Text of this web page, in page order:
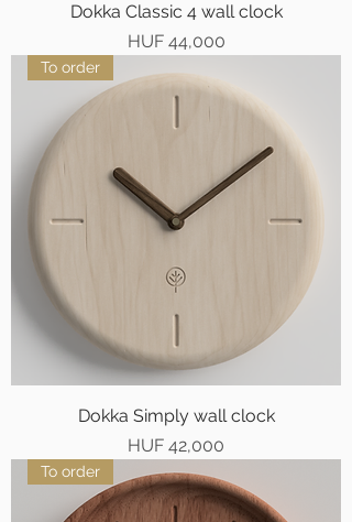
Dokka Classic 4 wall clock
Price
HUF 44,000
To order
Dokka Simply wall clock
Price
HUF 42,000
To order